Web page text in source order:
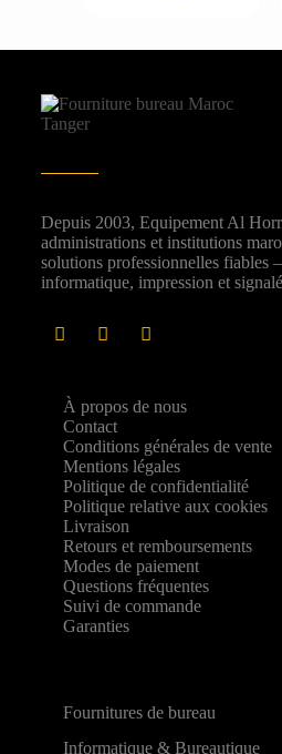
Depuis 2003, Equipement Al
administrations et institutions
solutions professionnelles fiables
informatique, impression et
À propos de nous
Contact
Conditions générales de vente
Mentions légales
Politique de confidentialité
Politique relative aux cookies
Livraison
Retours et remboursements
Modes de paiement
Questions fréquentes
Suivi de commande
Garanties
Fournitures de bureau
Informatique & Bureautique